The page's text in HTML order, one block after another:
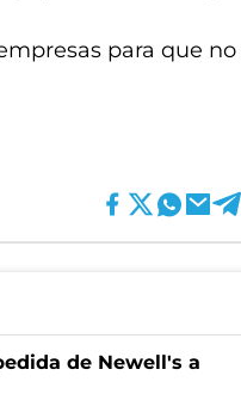
para que no
de Newell's a